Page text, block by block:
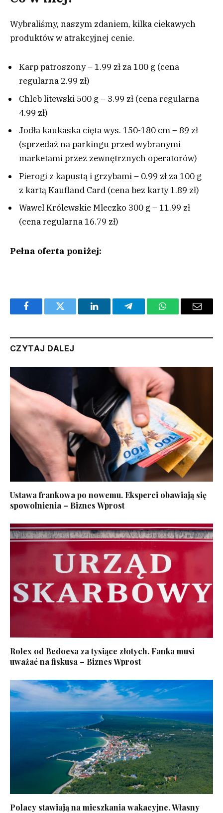
Wybraliśmy, naszym zdaniem, kilka ciekawych
produktów w atrakcyjnej cenie.
Karp patroszony – 1.99 zł za 100 g (cena
regularna 2.99 zł)
Chleb litewski 500 g – 3.99 zł (cena regularna
4.99 zł)
Jodła kaukaska cięta wys. 150-180 cm – 89 zł
(sprzedaż na parkingu przed wybranymi
marketami przez zewnętrznych operatorów)
Pierogi z kapustą i grzybami – 0.99 zł za 100 g
z kartą Kaufland Card (cena bez karty 1.89 zł)
Wawel Królewskie Mleczko 300 g – 11.99 zł
(cena regularna 16.79 zł)
Pełna oferta poniżej:
FacebookTwitter LinkedInTelegramWhatsAppEmail
CZYTAJ DALEJ
Ustawa frankowa po nowemu. Eksperci obawiają się
spowolnienia – Biznes Wprost
Rolex od Bedoesa za tysiące złotych. Fanka musi
uważać na fiskusa – Biznes Wprost
Polacy stawiają na mieszkania wakacyjne. Własny